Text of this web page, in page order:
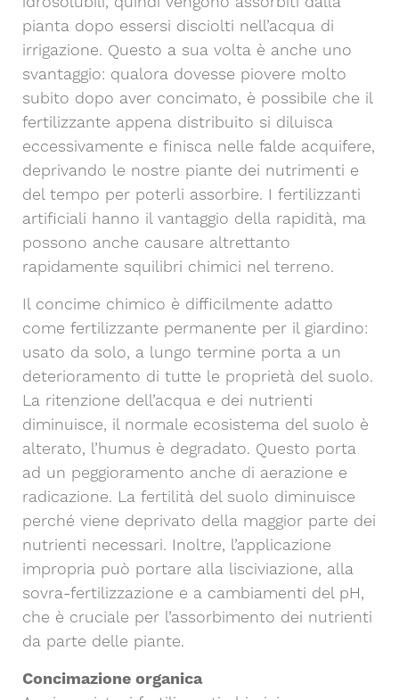
pianta dopo essersi disciolti nell’acqua di
irrigazione. Questo a sua volta è anche uno
svantaggio: qualora dovesse piovere molto
subito dopo aver concimato, è possibile che il
fertilizzante appena distribuito si diluisca
eccessivamente e finisca nelle falde acquifere,
deprivando le nostre piante dei nutrimenti e
del tempo per poterli assorbire. I fertilizzanti
artificiali hanno il vantaggio della rapidità, ma
possono anche causare altrettanto
rapidamente squilibri chimici nel terreno.
Il concime chimico è difficilmente adatto
come fertilizzante permanente per il giardino:
usato da solo, a lungo termine porta a un
deterioramento di tutte le proprietà del suolo.
La ritenzione dell’acqua e dei nutrienti
diminuisce, il normale ecosistema del suolo è
alterato, l’humus è degradato. Questo porta
ad un peggioramento anche di aerazione e
radicazione. La fertilità del suolo diminuisce
perché viene deprivato della maggior parte dei
nutrienti necessari. Inoltre, l’applicazione
impropria può portare alla lisciviazione, alla
sovra-fertilizzazione e a cambiamenti del pH,
che è cruciale per l’assorbimento dei nutrienti
da parte delle piante.
Concimazione organica